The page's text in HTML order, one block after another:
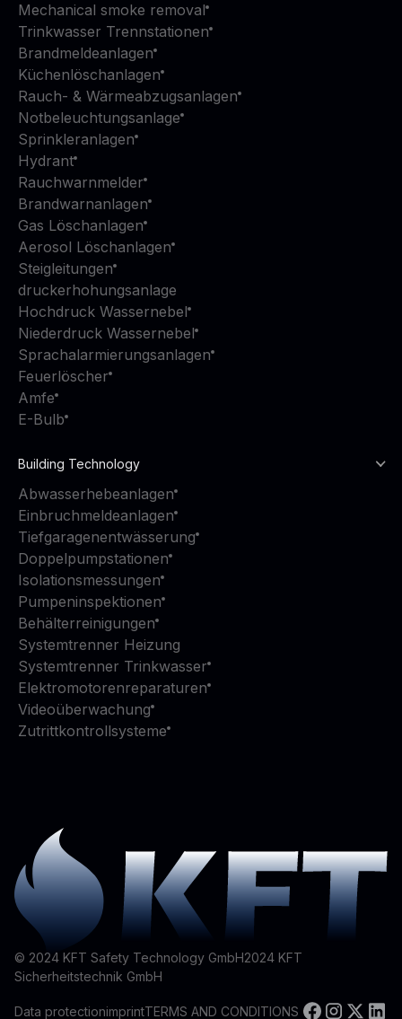
Mechanical smoke removal
Trinkwasser Trennstationen
Brandmeldeanlagen
Küchenlöschanlagen
Rauch- & Wärmeabzugsanlagen
Notbeleuchtungsanlage
Sprinkleranlagen
Hydrant
Rauchwarnmelder
Brandwarnanlagen
Gas Löschanlagen
Aerosol Löschanlagen
Steigleitungen
druckerhohungsanlage
Hochdruck Wassernebel
Niederdruck Wassernebel
Sprachalarmierungsanlagen
Feuerlöscher
Amfe
E-Bulb
Building Technology
Abwasserhebeanlagen
Einbruchmeldeanlagen
Tiefgaragenentwässerung
Doppelpumpstationen
Isolationsmessungen
Pumpeninspektionen
Behälterreinigungen
Systemtrenner Heizung
Systemtrenner Trinkwasser
Elektromotorenreparaturen
Videoüberwachung
Zutrittkontrollsysteme
© 2024 KFT Safety Technology GmbH2024 KFT
Sicherheitstechnik GmbH
Data protectionimprintTERMS AND CONDITIONS